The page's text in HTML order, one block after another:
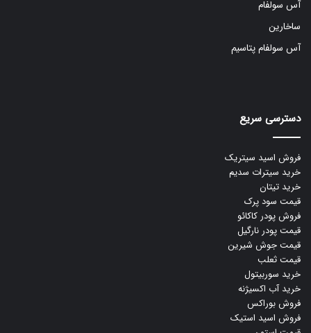
آس سولفام
ساخارین
آس سولفام پتاسیم
دسترسی سریع
فروش اسید سیتریک
خرید سیترات سدیم
خرید تیتان
قیمت سود پرک
فروش پودر کاکائو
قیمت پودر نارگیل
قیمت جوش شیرین
قیمت ثعلب
خرید سوربیتول
خرید آب اکسیژنه
فروش بوراکس
فروش اسید استیک